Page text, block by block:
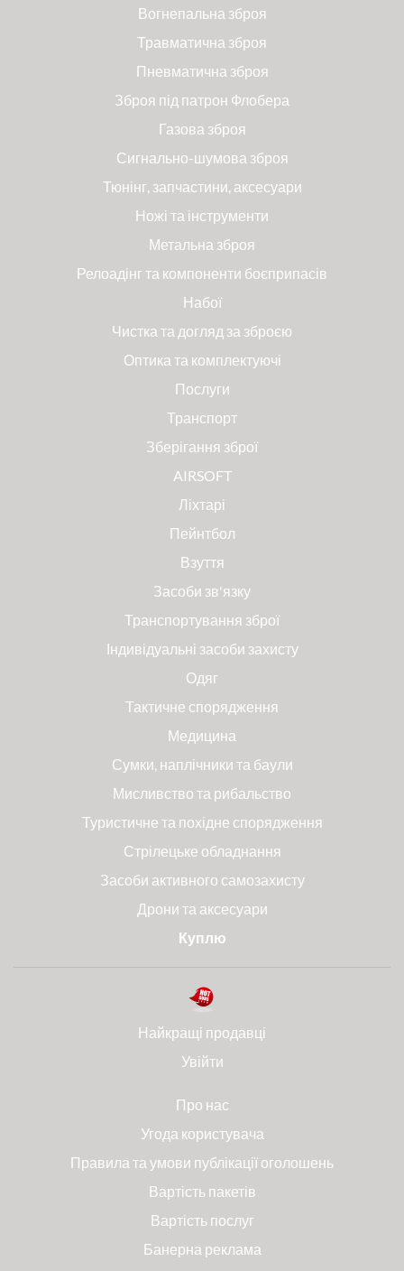
Вогнепальна зброя
Травматична зброя
Пневматична зброя
Зброя під патрон Флобера
Газова зброя
Сигнально-шумова зброя
Тюнінг, запчастини, аксесуари
Ножі та інструменти
Метальна зброя
Релоадінг та компоненти боєприпасів
Набої
Чистка та догляд за зброєю
Оптика та комплектуючі
Послуги
Транспорт
Зберігання зброї
AIRSOFT
Ліхтарі
Пейнтбол
Взуття
Засоби зв'язку
Транспортування зброї
Індивідуальні засоби захисту
Одяг
Тактичне спорядження
Медицина
Сумки, наплічники та баули
Мисливство та рибальство
Туристичне та похідне спорядження
Стрілецьке обладнання
Засоби активного самозахисту
Дрони та аксесуари
Куплю
Найкращі продавці
Увійти
Про нас
Угода користувача
Правила та умови публікації оголошень
Вартість пакетів
Вартість послуг
Банерна реклама